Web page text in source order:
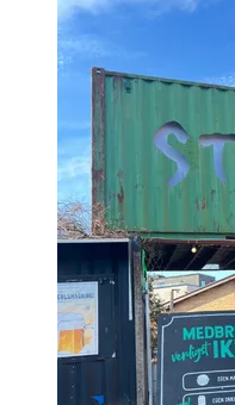
Spar penge
Genbrug
Værktøj &